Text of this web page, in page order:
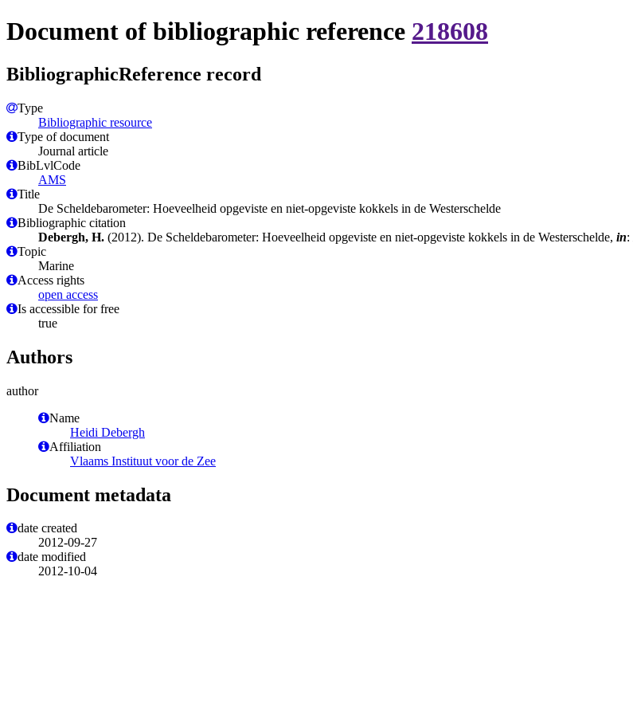
Document of bibliographic reference 218608
BibliographicReference record
Type
Bibliographic resource
Type of document
Journal article
BibLvlCode
AMS
Title
De Scheldebarometer: Hoeveelheid opgeviste en niet-opgeviste kokkels in de Westerschelde
Bibliographic citation
Debergh, H. (2012). De Scheldebarometer: Hoeveelheid opgeviste en niet-opgeviste kokkels in de Westerschelde, in:
Topic
Marine
Access rights
open access
Is accessible for free
true
Authors
author
Name
Heidi Debergh
Affiliation
Vlaams Instituut voor de Zee
Document metadata
date created
2012-09-27
date modified
2012-10-04